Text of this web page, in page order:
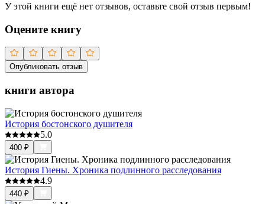
У этой книги ещё нет отзывов, оставьте свой отзыв первым!
Оцените книгу
Опубликовать отзыв
книги автора
История бостонского душителя
5.0
400 ₽
История Гиены. Хроника подлинного расследования
4.9
440 ₽